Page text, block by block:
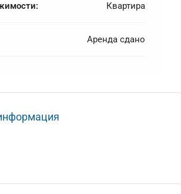
Квартира
Аренда сдано